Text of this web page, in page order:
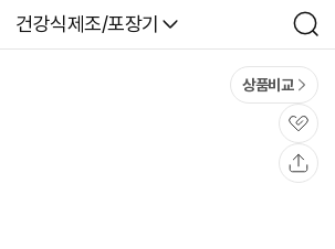
다나와
건강식제조/포장기
검
색
상품비교
관
심